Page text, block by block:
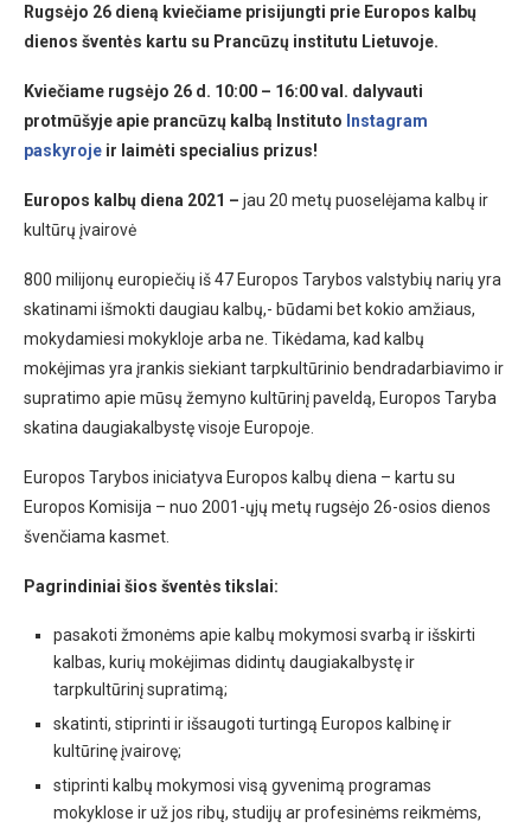
Rugsėjo 26 dieną kviečiame prisijungti prie Europos kalbų
dienos šventės kartu su Prancūzų institutu Lietuvoje.
Kviečiame rugsėjo 26 d. 10:00 – 16:00 val. dalyvauti
protmūšyje apie prancūzų kalbą Instituto Instagram
paskyroje ir laimėti specialius prizus!
Europos kalbų diena 2021 – jau 20 metų puoselėjama kalbų ir
kultūrų įvairovė
800 milijonų europiečių iš 47 Europos Tarybos valstybių narių yra
skatinami išmokti daugiau kalbų,- būdami bet kokio amžiaus,
mokydamiesi mokykloje arba ne. Tikėdama, kad kalbų
mokėjimas yra įrankis siekiant tarpkultūrinio bendradarbiavimo ir
supratimo apie mūsų žemyno kultūrinį paveldą, Europos Taryba
skatina daugiakalbystę visoje Europoje.
Europos Tarybos iniciatyva Europos kalbų diena – kartu su
Europos Komisija – nuo 2001-ųjų metų rugsėjo 26-osios dienos
švenčiama kasmet.
Pagrindiniai šios šventės tikslai:
pasakoti žmonėms apie kalbų mokymosi svarbą ir išskirti
kalbas, kurių mokėjimas didintų daugiakalbystę ir
tarpkultūrinį supratimą;
skatinti, stiprinti ir išsaugoti turtingą Europos kalbinę ir
kultūrinę įvairovę;
stiprinti kalbų mokymosi visą gyvenimą programas
mokyklose ir už jos ribų, studijų ar profesinėms reikmėms,